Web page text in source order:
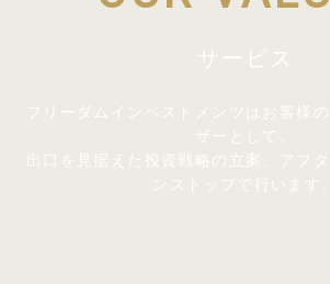
サービス
フリーダムインベストメンツはお客様
ザーとして、
出口を見据えた投資戦略の立案、アフ
ンストップで行います。